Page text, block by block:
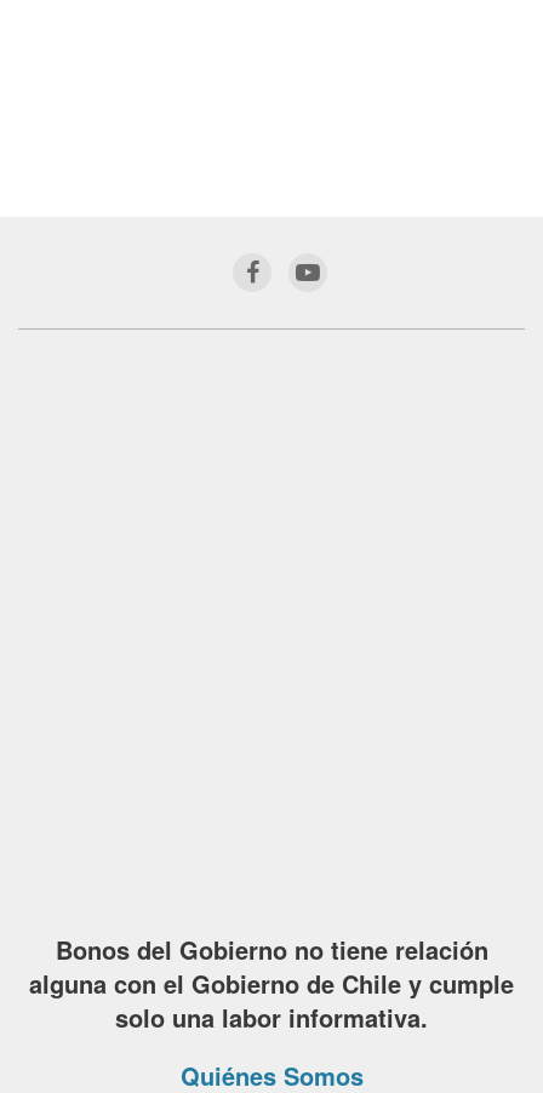
Bonos del Gobierno no tiene relación
alguna con el Gobierno de Chile y cumple
solo una labor informativa.
Quiénes Somos